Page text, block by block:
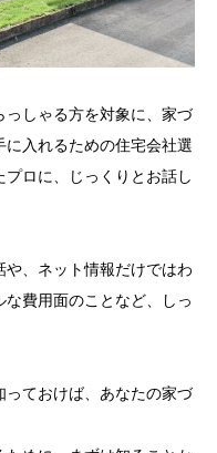
っしゃる方を対象に、家づ
に入れるための住宅会社選
ロに、じっくりとお話し
、ネット情報だけではわ
費用面のことなど、しっ
っておけば、あなたの家づ